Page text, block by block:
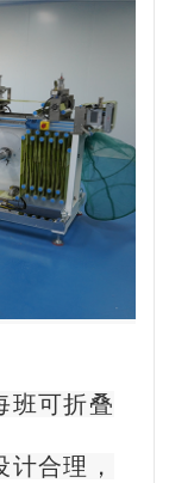
班可折叠
合理，